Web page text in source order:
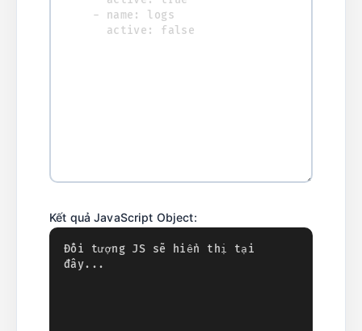
Kết quả JavaScript Object: